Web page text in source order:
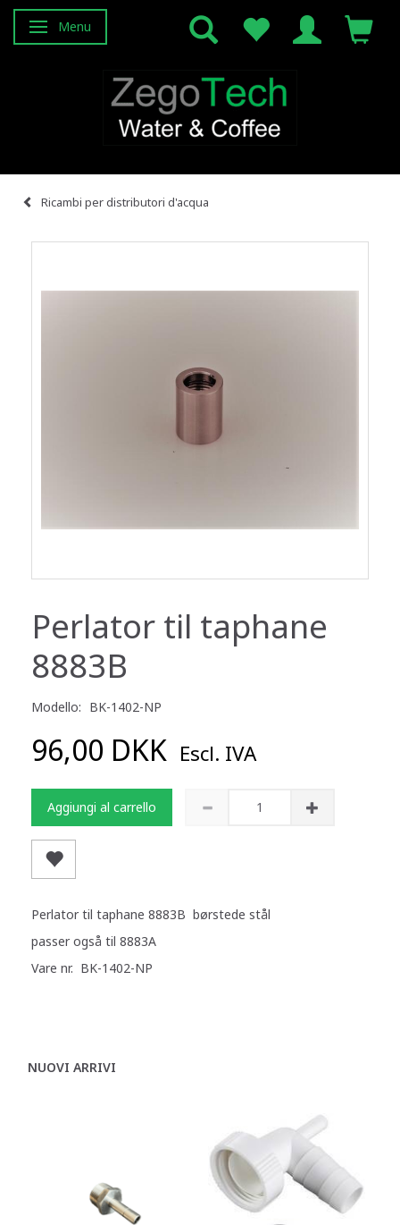
Attiva/disattiva navigazione
Menu
Ricambi per distributori d'acqua
Perlator til taphane
8883B
Modello: BK-1402-NP
96,00 DKK Escl. IVA
Aggiungi al carrello
Perlator til taphane 8883B børstede stål
passer også til 8883A
Vare nr. BK-1402-NP
NUOVI ARRIVI